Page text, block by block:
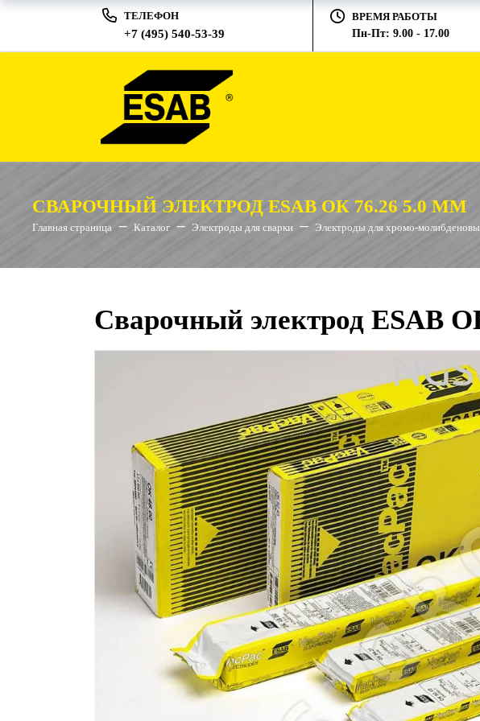
ТЕЛЕФОН
+7 (495) 540-53-39
ВРЕМЯ РАБОТЫ
Пн-Пт: 9.00 - 17.00
СВАРОЧНЫЙ ЭЛЕКТРОД ESAB ОК 76.26 5.0 ММ
Главная страница Каталог Электроды для сварки Электроды для хромо-
Сварочный электрод ESAB